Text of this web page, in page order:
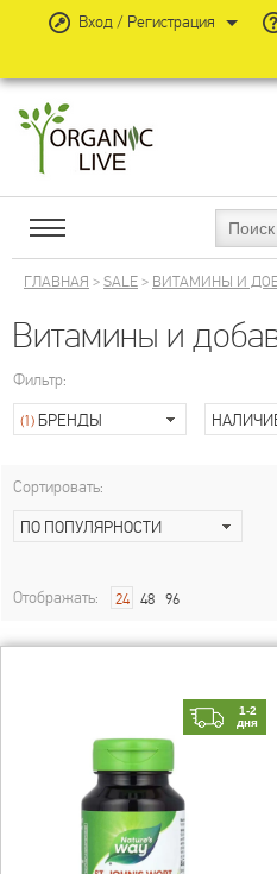
ГЛАВНАЯ >SALE> ВИТАМИНЫ И
Витамины и
Фильтр:
(1) БРЕНДЫ
Сортировать:
ПО ПОПУЛЯРНОСТИ
Отображать: 24 48 96
1-2
дня
Вход / Регистрация